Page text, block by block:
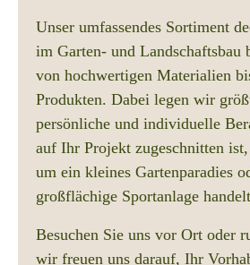
Unser umfassendes Sortiment
im Garten‑ und
von hochwertigen Materialien
Produkten. Dabei legen wir
persönliche und individuelle
auf Ihr Projekt zugeschnitten
um ein kleines Gartenparadies
großflächige Sportanlage
Besuchen Sie uns vor Ort oder
wir freuen uns darauf, Ihr